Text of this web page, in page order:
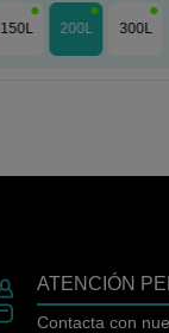
150L 200L 300L
ATENCIÓN
Contacta con